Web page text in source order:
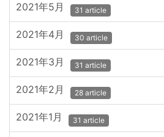
2021年5月 31 article
2021年4月 30 article
2021年3月 31 article
2021年2月 28 article
2021年1月 31 article